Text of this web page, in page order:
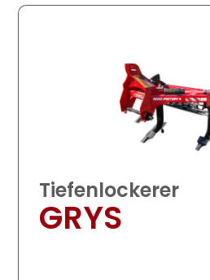
Tiefenlockerer
GRYS